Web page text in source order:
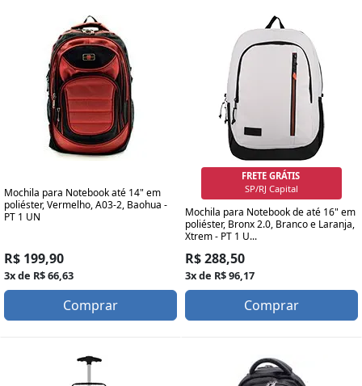
Mochila para Notebook até 14" em
poliéster, Vermelho, A03-2, Baohua -
PT 1 UN
R$ 199,90
3x de R$ 66,63
Comprar
FRETE GRÁTIS
SP/RJ Capital
Mochila para Notebook de até 16" em
poliéster, Bronx 2.0, Branco e Laranja,
Xtrem - PT 1 U...
R$ 288,50
3x de R$ 96,17
Comprar